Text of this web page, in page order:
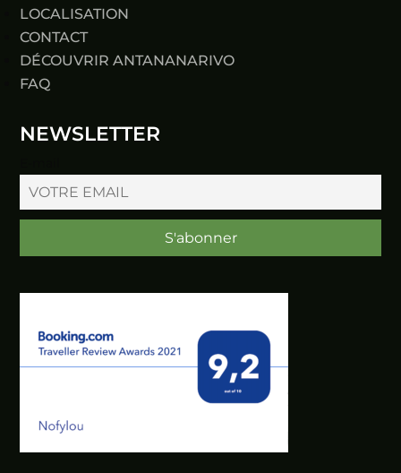
LOCALISATION
CONTACT
DÉCOUVRIR ANTANANARIVO
FAQ
NEWSLETTER